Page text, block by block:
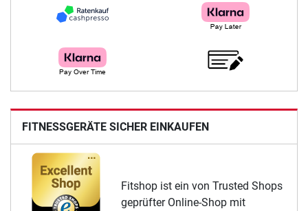
FITNESSGERÄTE SICHER EINKAUFEN
Fitshop ist ein von Trusted Shops
geprüfter Online-Shop mit